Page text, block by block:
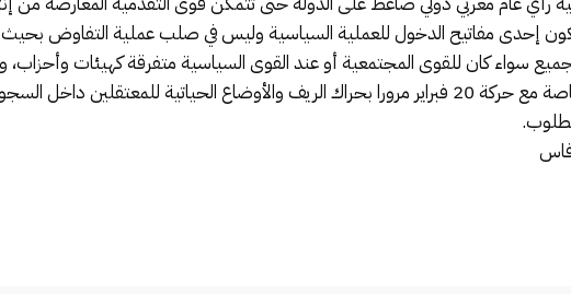
إحدى مفاتيح الدخول للعملية السياسية وليس في صلب عملية التفاوض بحيث
سواء كان للقوى المجتمعية أو عند القوى السياسية متفرقة كهيئات وأحزاب،
الإعتقال السياسي خاصة مع حركة 20 فبراير مرورا بحراك الريف والأوضاع الحياتية